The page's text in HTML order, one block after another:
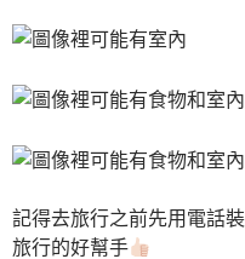
記得去旅行之前先用電話裝
旅行的好幫手